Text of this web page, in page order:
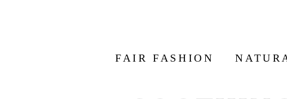
FAIR FASHION